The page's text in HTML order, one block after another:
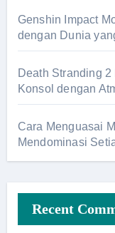
Genshin Impact
dengan Dunia
Death Stranding
Konsol dengan
Cara Menguasai
Mendominasi
Recent